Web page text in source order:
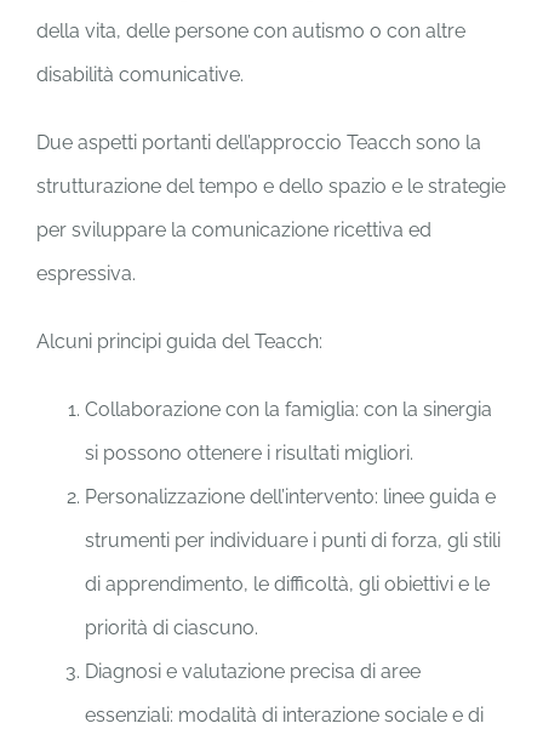
SOSTENITORI & AMBASCIATORI
CONTATTI
della vita, delle persone con autismo o con altre
disabilità comunicative.
Due aspetti portanti dell’approccio Teacch sono la
strutturazione del tempo e dello spazio e le strategie
per sviluppare la comunicazione ricettiva ed
espressiva.
Alcuni principi guida del Teacch:
Collaborazione con la famiglia: con la sinergia
si possono ottenere i risultati migliori.
Personalizzazione dell’intervento: linee guida e
strumenti per individuare i punti di forza, gli stili
di apprendimento, le difficoltà, gli obiettivi e le
priorità di ciascuno.
Diagnosi e valutazione precisa di aree
essenziali: modalità di interazione sociale e di